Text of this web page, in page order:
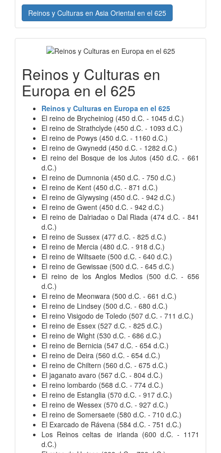
Reinos y Culturas en Asia Oriental en el 625
Reinos y Culturas en
Europa en el 625
Reinos y Culturas en Europa en el 625
El reino de Brycheiniog (450 d.C. - 1045 d.C.)
El reino de Strathclyde (450 d.C. - 1093 d.C.)
El reino de Powys (450 d.C. - 1160 d.C.)
El reino de Gwynedd (450 d.C. - 1282 d.C.)
El reino del Bosque de los Jutos (450 d.C. - 661
d.C.)
El reino de Dumnonia (450 d.C. - 750 d.C.)
El reino de Kent (450 d.C. - 871 d.C.)
El reino de Glywysing (450 d.C. - 942 d.C.)
El reino de Gwent (450 d.C. - 942 d.C.)
El reino de Dalriadao o Dal Riada (474 d.C. - 841
d.C.)
El reino de Sussex (477 d.C. - 825 d.C.)
El reino de Mercia (480 d.C. - 918 d.C.)
El reino de Wiltsaete (500 d.C. - 640 d.C.)
El reino de Gewissae (500 d.C. - 645 d.C.)
El reino de los Anglos Medios (500 d.C. - 656
d.C.)
El reino de Meonwara (500 d.C. - 661 d.C.)
El reino de Lindsey (500 d.C. - 680 d.C.)
El reino Visigodo de Toledo (507 d.C. - 711 d.C.)
El reino de Essex (527 d.C. - 825 d.C.)
El reino de Wight (530 d.C. - 686 d.C.)
El reino de Bernicia (547 d.C. - 654 d.C.)
El reino de Deira (560 d.C. - 654 d.C.)
El reino de Chiltern (560 d.C. - 675 d.C.)
El jaganato avaro (567 d.C. - 804 d.C.)
El reino lombardo (568 d.C. - 774 d.C.)
El reino de Estanglia (570 d.C. - 917 d.C.)
El reino de Wessex (570 d.C. - 927 d.C.)
El reino de Somersaete (580 d.C. - 710 d.C.)
El Exarcado de Rávena (584 d.C. - 751 d.C.)
Los Reinos celtas de irlanda (600 d.C. - 1171
d.C.)